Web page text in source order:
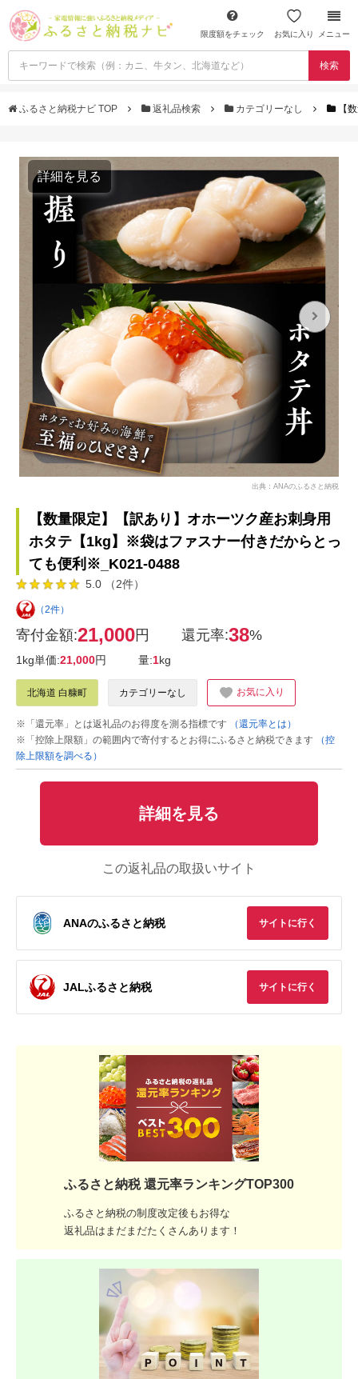
限度額をチェック お気に入り メニュー
検索
ふるさと納税ナビ TOP 返礼品検索 カテゴリーなし 【
詳細を見る
出典：ANAのふるさと納税
【数量限定】【訳あり】オホーツク産お刺身用
ホタテ【1kg】※袋はファスナー付きだからとっ
ても便利※_K021-0488
5.0 （2件）
（2件）
寄付金額:21,000円 還元率:38%
1kg単価:21,000円 量:1kg
北海道 白糠町 カテゴリーなし お気に入り
※「還元率」とは返礼品のお得度を測る指標です
（還元率とは）
※「控除上限額」の範囲内で寄付するとお得にふるさと納税できます
（控
除上限額を調べる）
詳細を見る
この返礼品の取扱いサイト
ANAのふるさと納税 サイトに行く
JALふるさと納税 サイトに行く
ふるさと納税 還元率ランキングTOP300
ふるさと納税の制度改定後もお得な
返礼品はまだまだたくさんあります！